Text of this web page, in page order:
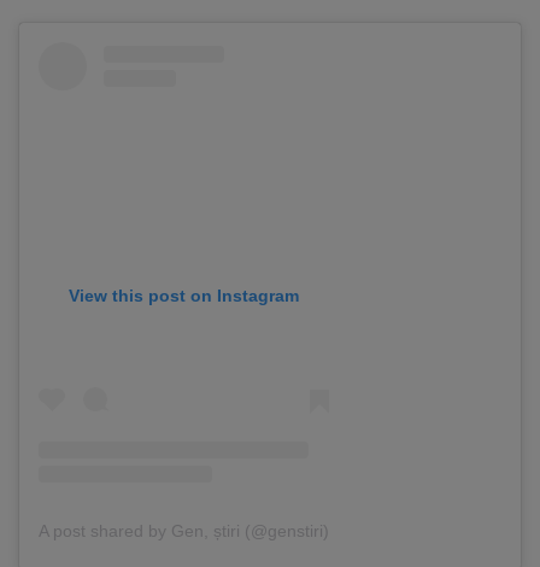
View this post on Instagram
A post shared by Gen, știri (@genstiri)